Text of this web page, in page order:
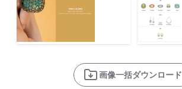
画像一括ダウンロード